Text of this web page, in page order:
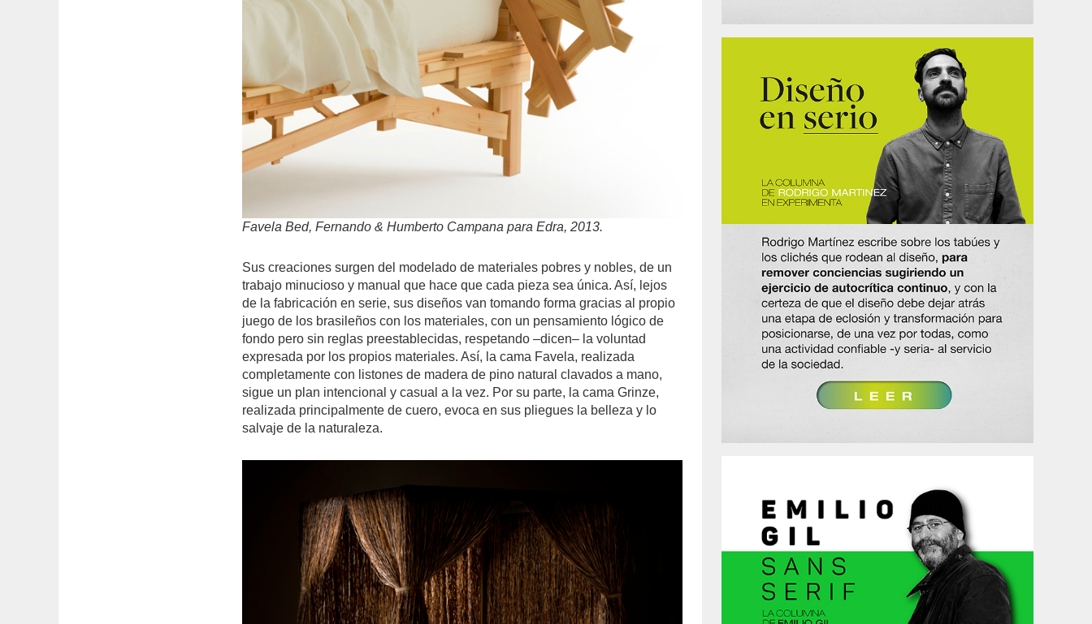
Favela Bed, Fernando & Humberto Campana para Edra, 2013.
Sus creaciones surgen del modelado de materiales pobres y nobles, de un
trabajo minucioso y manual que hace que cada pieza sea única. Así, lejos
de la fabricación en serie, sus diseños van tomando forma gracias al propio
juego de los brasileños con los materiales, con un pensamiento lógico de
fondo pero sin reglas preestablecidas, respetando –dicen– la voluntad
expresada por los propios materiales. Así, la cama Favela, realizada
completamente con listones de madera de pino natural clavados a mano,
sigue un plan intencional y casual a la vez. Por su parte, la cama Grinze,
realizada principalmente de cuero, evoca en sus pliegues la belleza y lo
salvaje de la naturaleza.